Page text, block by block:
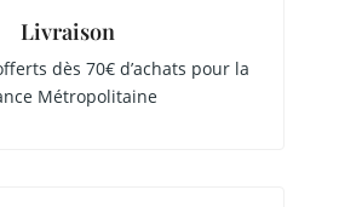
Livraison
dès 70€ d’achats pour la
Métropolitaine